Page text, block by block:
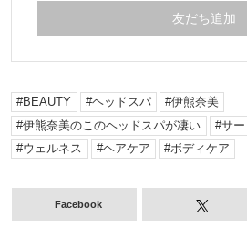
友だち追加
BEAUTY ヘッドスパ
伊熊奈美
伊熊奈美のこのヘッドスパが凄い
サ
ウェルネス
ヘアケア ボディケア
Facebook